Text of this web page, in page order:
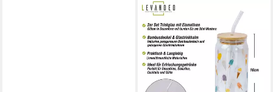
LEVANDEO®
Glas, 2er Set Trinkglas 500ml
Eis am Stiel Glas-Strohhalm
Deckel
19,99 €
lieferbar - in 2-3 Werktagen bei dir